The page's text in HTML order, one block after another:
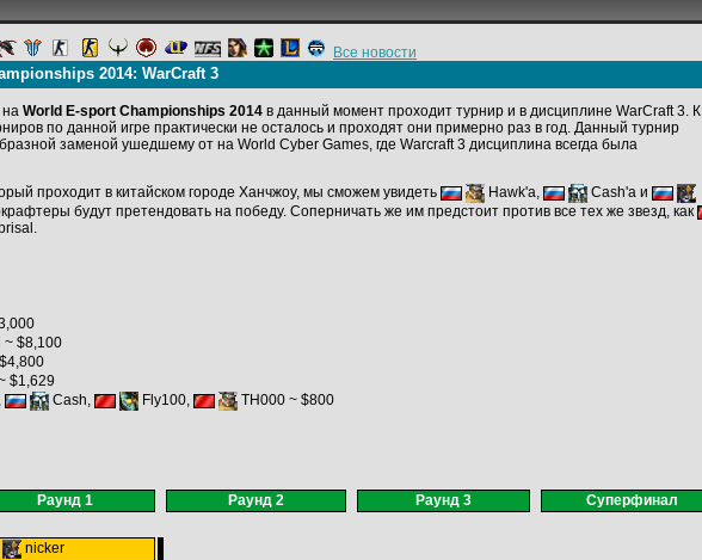
Все новости
2014: WarCraft 3
на World E-sport Championships 2014 в данный момент проходит турнир и в дисциплине WarCraft 3. К
по данной игре практически не осталось и проходят они примерно раз в год. Данный турнир
заменой ушедшему от на World Cyber Games, где Warcraft 3 дисциплина всегда была
проходит в китайском городе Ханчжоу, мы сможем увидеть
Hawk'a,
Cash'a и
будут претендовать на победу. Соперничать же им предстоит против все тех же звезд, как
~ $8,100
$1,629
Cash, Fly100, TH000 ~ $800
Раунд 1 Раунд 2 Раунд 3 Суперфинал
nicker